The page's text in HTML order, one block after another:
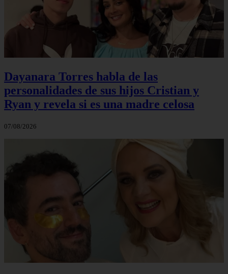
Dayanara Torres habla de las
personalidades de sus hijos Cristian y
Ryan y revela si es una madre celosa
07/08/2026